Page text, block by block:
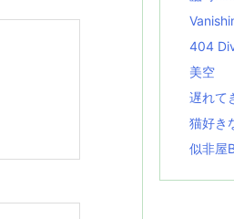
404
美空
遅れて
猫好き
似非屋